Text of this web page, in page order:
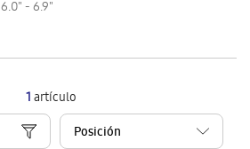
1artículo
6.0" - 6.9"